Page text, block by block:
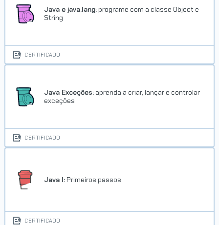
Java e java.lang: programe com a classe Object e
String
CERTIFICADO
Java Exceções: aprenda a criar, lançar e controlar
exceções
CERTIFICADO
Java I: Primeiros passos
CERTIFICADO